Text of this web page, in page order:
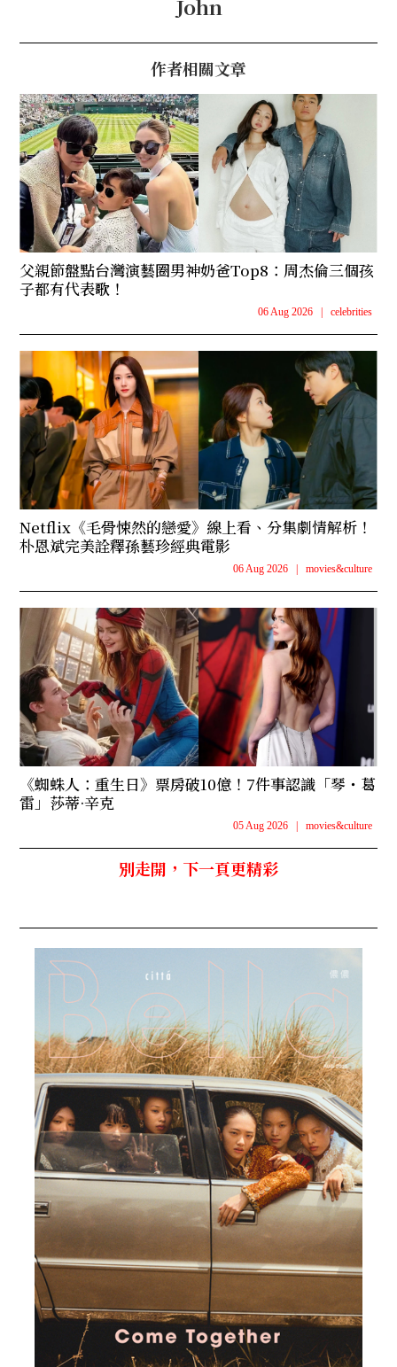
John
作者相關文章
父親節盤點台灣演藝圈男神奶爸Top8：周杰倫三個孩
子都有代表歌！
06 Aug 2026 celebrities
Netflix《毛骨悚然的戀愛》線上看、分集劇情解析！
朴恩斌完美詮釋孫藝珍經典電影
06 Aug 2026 movies&culture
《蜘蛛人：重生日》票房破10億！7件事認識「琴・葛
雷」莎蒂·辛克
05 Aug 2026 movies&culture
別走開，下一頁更精彩